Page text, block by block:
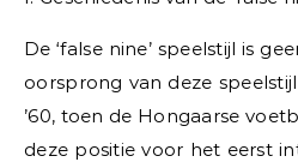
De ‘false nine’ speelstijl is
oorsprong van deze
’60, toen de Hongaarse
deze positie voor het eerst